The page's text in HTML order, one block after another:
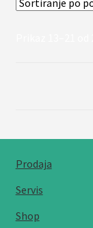
Prodaja
Servis
Shop